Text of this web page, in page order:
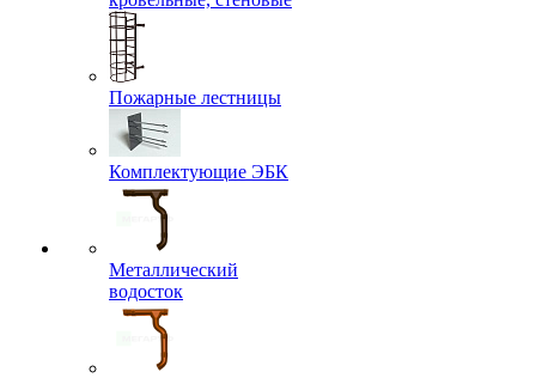
Пожарные лестницы
Комплектующие ЭБК
Металлический
водосток